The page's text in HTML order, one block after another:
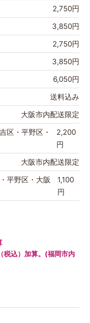
2,750円
3,850円
2,750円
3,850円
6,050円
送料込み
大阪市内配送限定
区・平野区・
2,200
円
大阪市内配送限定
平野区・大阪
1,100
円
税込）加算。(福岡市内